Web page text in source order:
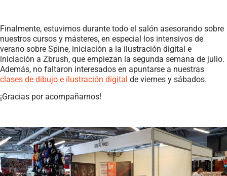
Finalmente, estuvimos durante todo el salón asesorando sobre
nuestros cursos y másteres, en especial los intensivos de
verano sobre Spine, iniciación a la ilustración digital e
iniciación a Zbrush, que empiezan la segunda semana de julio.
Además, no faltaron interesados en apuntarse a nuestras
clases de dibujo e ilustración digital de viernes y sábados.
¡Gracias por acompañarnos!